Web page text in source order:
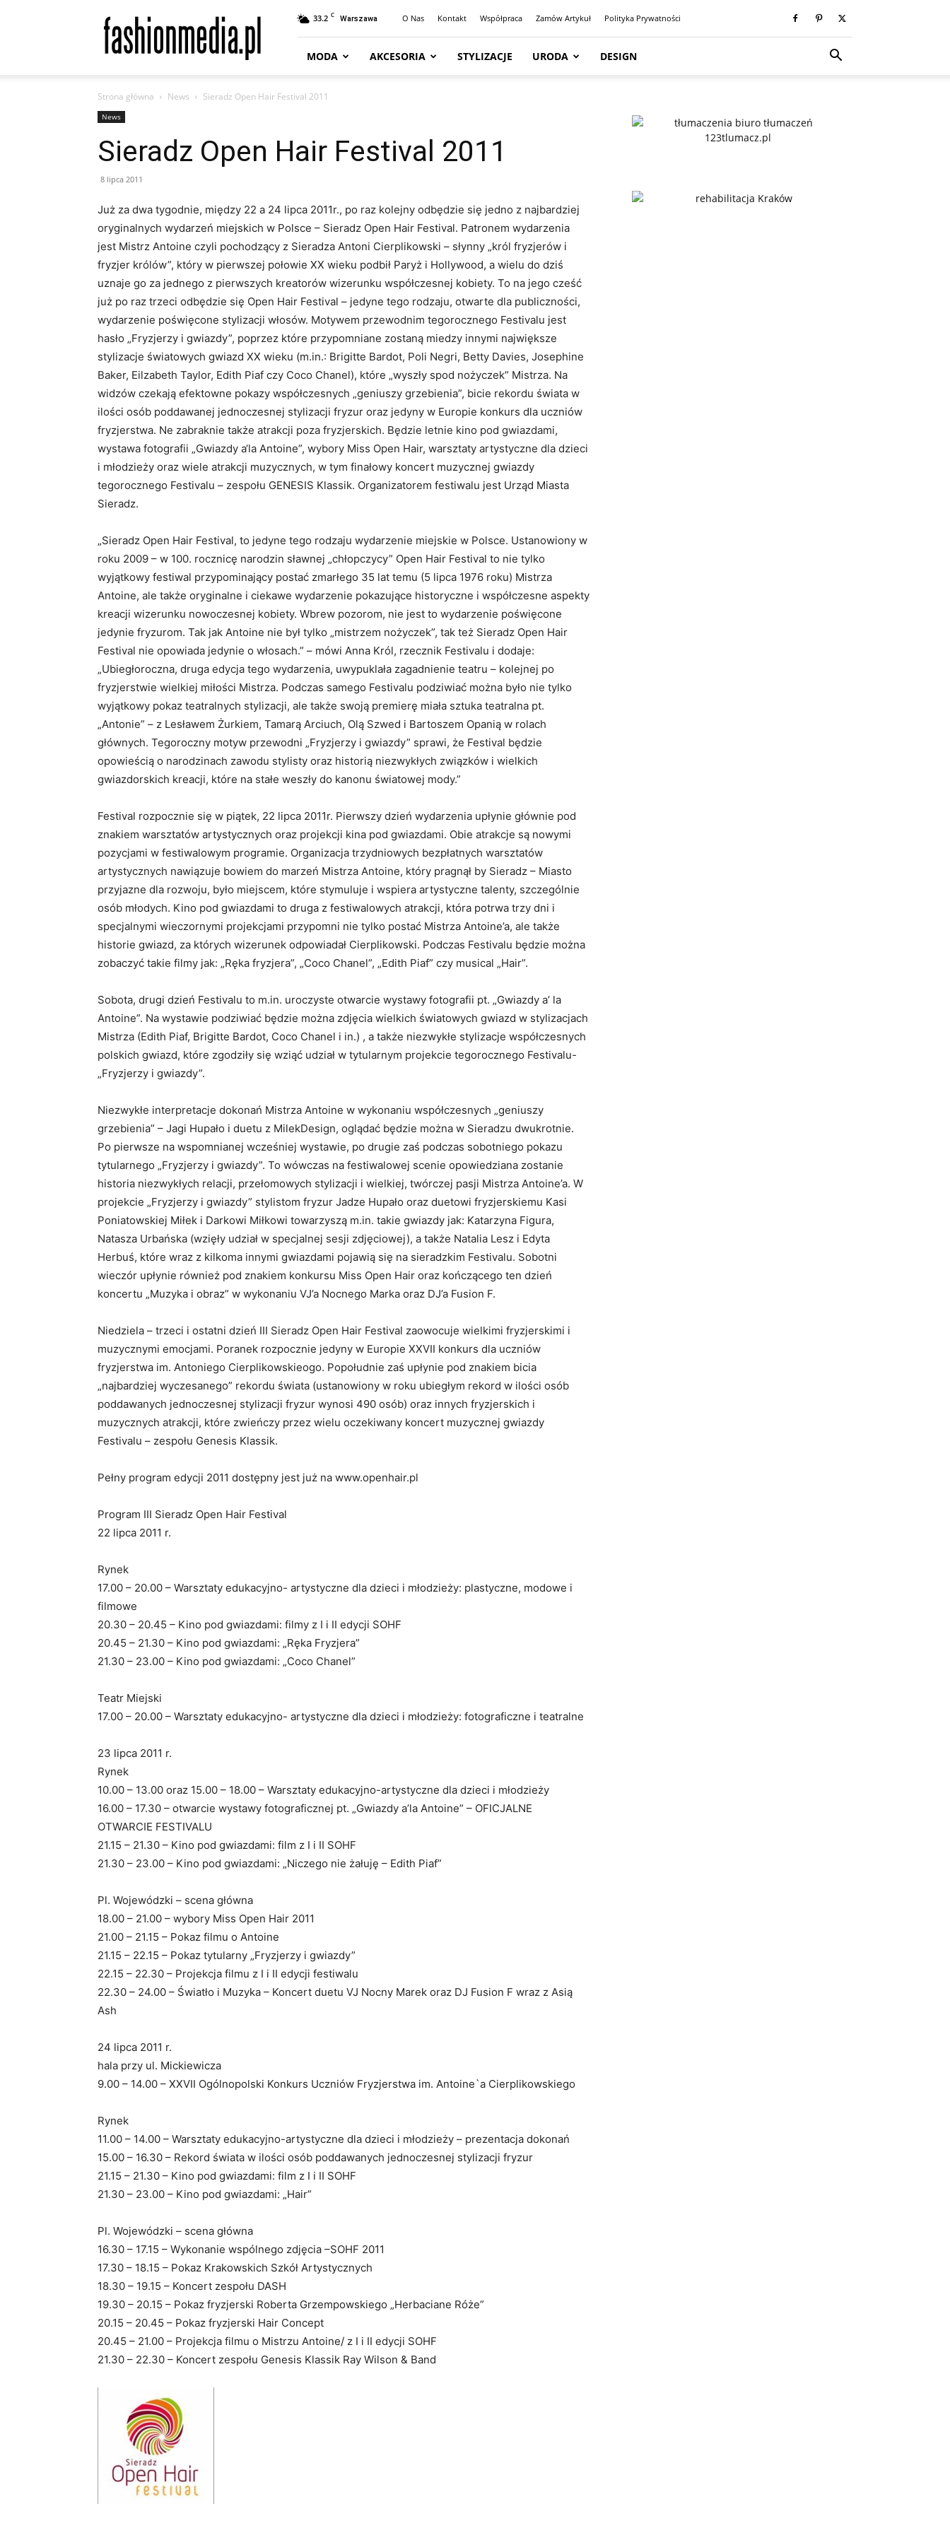
Moda
Styl
|
|
Design
33.2 C Warszawa O Nas Kontakt Współpraca Zamów Artykuł Polityka Prywatności
MODA AKCESORIA STYLIZACJE URODA DESIGN
Strona główna News Sieradz Open Hair Festival 2011
News
Sieradz Open Hair Festival 2011
8 lipca 2011
Już za dwa tygodnie, między 22 a 24 lipca 2011r., po raz kolejny odbędzie się jedno z najbardziej
oryginalnych wydarzeń miejskich w Polsce – Sieradz Open Hair Festival. Patronem wydarzenia
jest Mistrz Antoine czyli pochodzący z Sieradza Antoni Cierplikowski – słynny „król fryzjerów i
fryzjer królów”, który w pierwszej połowie XX wieku podbił Paryż i Hollywood, a wielu do dziś
uznaje go za jednego z pierwszych kreatorów wizerunku współczesnej kobiety. To na jego cześć
już po raz trzeci odbędzie się Open Hair Festival – jedyne tego rodzaju, otwarte dla publiczności,
wydarzenie poświęcone stylizacji włosów. Motywem przewodnim tegorocznego Festivalu jest
hasło „Fryzjerzy i gwiazdy”, poprzez które przypomniane zostaną miedzy innymi największe
stylizacje światowych gwiazd XX wieku (m.in.: Brigitte Bardot, Poli Negri, Betty Davies, Josephine
Baker, Eilzabeth Taylor, Edith Piaf czy Coco Chanel), które „wyszły spod nożyczek” Mistrza. Na
widzów czekają efektowne pokazy współczesnych „geniuszy grzebienia”, bicie rekordu świata w
ilości osób poddawanej jednoczesnej stylizacji fryzur oraz jedyny w Europie konkurs dla uczniów
fryzjerstwa. Ne zabraknie także atrakcji poza fryzjerskich. Będzie letnie kino pod gwiazdami,
wystawa fotografii „Gwiazdy a‘la Antoine”, wybory Miss Open Hair, warsztaty artystyczne dla dzieci
i młodzieży oraz wiele atrakcji muzycznych, w tym finałowy koncert muzycznej gwiazdy
tegorocznego Festivalu – zespołu GENESIS Klassik. Organizatorem festiwalu jest Urząd Miasta
Sieradz.
„Sieradz Open Hair Festival, to jedyne tego rodzaju wydarzenie miejskie w Polsce. Ustanowiony w
roku 2009 – w 100. rocznicę narodzin sławnej „chłopczycy” Open Hair Festival to nie tylko
wyjątkowy festiwal przypominający postać zmarłego 35 lat temu (5 lipca 1976 roku) Mistrza
Antoine, ale także oryginalne i ciekawe wydarzenie pokazujące historyczne i współczesne aspekty
kreacji wizerunku nowoczesnej kobiety. Wbrew pozorom, nie jest to wydarzenie poświęcone
jedynie fryzurom. Tak jak Antoine nie był tylko „mistrzem nożyczek”, tak też Sieradz Open Hair
Festival nie opowiada jedynie o włosach.” – mówi Anna Król, rzecznik Festivalu i dodaje:
„Ubiegłoroczna, druga edycja tego wydarzenia, uwypuklała zagadnienie teatru – kolejnej po
fryzjerstwie wielkiej miłości Mistrza. Podczas samego Festivalu podziwiać można było nie tylko
wyjątkowy pokaz teatralnych stylizacji, ale także swoją premierę miała sztuka teatralna pt.
„Antonie” – z Lesławem Żurkiem, Tamarą Arciuch, Olą Szwed i Bartoszem Opanią w rolach
głównych. Tegoroczny motyw przewodni „Fryzjerzy i gwiazdy” sprawi, że Festival będzie
opowieścią o narodzinach zawodu stylisty oraz historią niezwykłych związków i wielkich
gwiazdorskich kreacji, które na stałe weszły do kanonu światowej mody.”
Festival rozpocznie się w piątek, 22 lipca 2011r. Pierwszy dzień wydarzenia upłynie głównie pod
znakiem warsztatów artystycznych oraz projekcji kina pod gwiazdami. Obie atrakcje są nowymi
pozycjami w festiwalowym programie. Organizacja trzydniowych bezpłatnych warsztatów
artystycznych nawiązuje bowiem do marzeń Mistrza Antoine, który pragnął by Sieradz – Miasto
przyjazne dla rozwoju, było miejscem, które stymuluje i wspiera artystyczne talenty, szczególnie
osób młodych. Kino pod gwiazdami to druga z festiwalowych atrakcji, która potrwa trzy dni i
specjalnymi wieczornymi projekcjami przypomni nie tylko postać Mistrza Antoine’a, ale także
historie gwiazd, za których wizerunek odpowiadał Cierplikowski. Podczas Festivalu będzie można
zobaczyć takie filmy jak: „Ręka fryzjera”, „Coco Chanel”, „Edith Piaf” czy musical „Hair”.
Sobota, drugi dzień Festivalu to m.in. uroczyste otwarcie wystawy fotografii pt. „Gwiazdy a’ la
Antoine”. Na wystawie podziwiać będzie można zdjęcia wielkich światowych gwiazd w stylizacjach
Mistrza (Edith Piaf, Brigitte Bardot, Coco Chanel i in.) , a także niezwykłe stylizacje współczesnych
polskich gwiazd, które zgodziły się wziąć udział w tytularnym projekcie tegorocznego Festivalu-
„Fryzjerzy i gwiazdy”.
Niezwykłe interpretacje dokonań Mistrza Antoine w wykonaniu współczesnych „geniuszy
grzebienia” – Jagi Hupało i duetu z MilekDesign, oglądać będzie można w Sieradzu dwukrotnie.
Po pierwsze na wspomnianej wcześniej wystawie, po drugie zaś podczas sobotniego pokazu
tytularnego „Fryzjerzy i gwiazdy”. To wówczas na festiwalowej scenie opowiedziana zostanie
historia niezwykłych relacji, przełomowych stylizacji i wielkiej, twórczej pasji Mistrza Antoine’a. W
projekcie „Fryzjerzy i gwiazdy” stylistom fryzur Jadze Hupało oraz duetowi fryzjerskiemu Kasi
Poniatowskiej Miłek i Darkowi Miłkowi towarzyszą m.in. takie gwiazdy jak: Katarzyna Figura,
Natasza Urbańska (wzięły udział w specjalnej sesji zdjęciowej), a także Natalia Lesz i Edyta
Herbuś, które wraz z kilkoma innymi gwiazdami pojawią się na sieradzkim Festivalu. Sobotni
wieczór upłynie również pod znakiem konkursu Miss Open Hair oraz kończącego ten dzień
koncertu „Muzyka i obraz” w wykonaniu VJ’a Nocnego Marka oraz DJ’a Fusion F.
Niedziela – trzeci i ostatni dzień III Sieradz Open Hair Festival zaowocuje wielkimi fryzjerskimi i
muzycznymi emocjami. Poranek rozpocznie jedyny w Europie XXVII konkurs dla uczniów
fryzjerstwa im. Antoniego Cierplikowskieogo. Popołudnie zaś upłynie pod znakiem bicia
„najbardziej wyczesanego” rekordu świata (ustanowiony w roku ubiegłym rekord w ilości osób
poddawanych jednoczesnej stylizacji fryzur wynosi 490 osób) oraz innych fryzjerskich i
muzycznych atrakcji, które zwieńczy przez wielu oczekiwany koncert muzycznej gwiazdy
Festivalu – zespołu Genesis Klassik.
Pełny program edycji 2011 dostępny jest już na www.openhair.pl
Program III Sieradz Open Hair Festival
22 lipca 2011 r.
Rynek
17.00 – 20.00 – Warsztaty edukacyjno- artystyczne dla dzieci i młodzieży: plastyczne, modowe i
filmowe
20.30 – 20.45 – Kino pod gwiazdami: filmy z I i II edycji SOHF
20.45 – 21.30 – Kino pod gwiazdami: „Ręka Fryzjera”
21.30 – 23.00 – Kino pod gwiazdami: „Coco Chanel”
Teatr Miejski
17.00 – 20.00 – Warsztaty edukacyjno- artystyczne dla dzieci i młodzieży: fotograficzne i teatralne
23 lipca 2011 r.
Rynek
10.00 – 13.00 oraz 15.00 – 18.00 – Warsztaty edukacyjno-artystyczne dla dzieci i młodzieży
16.00 – 17.30 – otwarcie wystawy fotograficznej pt. „Gwiazdy a’la Antoine” – OFICJALNE
OTWARCIE FESTIVALU
21.15 – 21.30 – Kino pod gwiazdami: film z I i II SOHF
21.30 – 23.00 – Kino pod gwiazdami: „Niczego nie żałuję – Edith Piaf”
Pl. Wojewódzki – scena główna
18.00 – 21.00 – wybory Miss Open Hair 2011
21.00 – 21.15 – Pokaz filmu o Antoine
21.15 – 22.15 – Pokaz tytularny „Fryzjerzy i gwiazdy”
22.15 – 22.30 – Projekcja filmu z I i II edycji festiwalu
22.30 – 24.00 – Światło i Muzyka – Koncert duetu VJ Nocny Marek oraz DJ Fusion F wraz z Asią
Ash
24 lipca 2011 r.
hala przy ul. Mickiewicza
9.00 – 14.00 – XXVII Ogólnopolski Konkurs Uczniów Fryzjerstwa im. Antoine`a Cierplikowskiego
Rynek
11.00 – 14.00 – Warsztaty edukacyjno-artystyczne dla dzieci i młodzieży – prezentacja dokonań
15.00 – 16.30 – Rekord świata w ilości osób poddawanych jednoczesnej stylizacji fryzur
21.15 – 21.30 – Kino pod gwiazdami: film z I i II SOHF
21.30 – 23.00 – Kino pod gwiazdami: „Hair”
Pl. Wojewódzki – scena główna
16.30 – 17.15 – Wykonanie wspólnego zdjęcia –SOHF 2011
17.30 – 18.15 – Pokaz Krakowskich Szkół Artystycznych
18.30 – 19.15 – Koncert zespołu DASH
19.30 – 20.15 – Pokaz fryzjerski Roberta Grzempowskiego „Herbaciane Róże”
20.15 – 20.45 – Pokaz fryzjerski Hair Concept
20.45 – 21.00 – Projekcja filmu o Mistrzu Antoine/ z I i II edycji SOHF
21.30 – 22.30 – Koncert zespołu Genesis Klassik Ray Wilson & Band